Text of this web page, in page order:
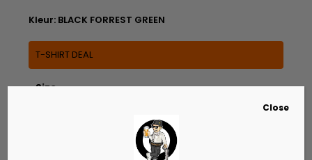
Kleur: BLACK FORREST GREEN
T-SHIRT DEAL
Size
2XL 3XL
Close